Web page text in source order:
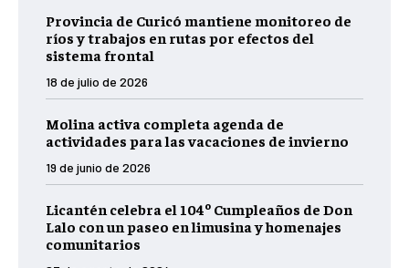
Provincia de Curicó mantiene monitoreo de
ríos y trabajos en rutas por efectos del
sistema frontal
18 de julio de 2026
Molina activa completa agenda de
actividades para las vacaciones de invierno
19 de junio de 2026
Licantén celebra el 104º Cumpleaños de Don
Lalo con un paseo en limusina y homenajes
comunitarios